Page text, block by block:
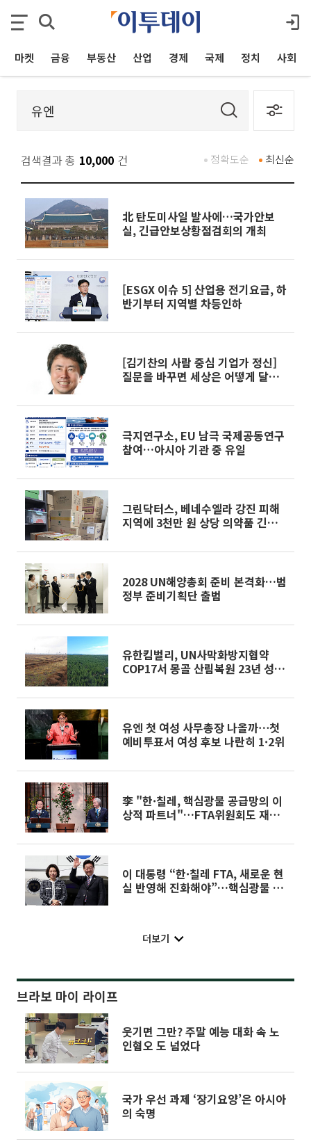
마켓 금융 부동산 산업 경제 국제 정치 사회
검색결과 총 10,000 건 최신순
정확도순
北 탄도미사일 발사에…국가안보
실, 긴급안보상황점검회의 개최
[ESGX 이슈 5] 산업용 전기요금, 하
반기부터 지역별 차등인하
[김기찬의 사람 중심 기업가 정신]
질문을 바꾸면 세상은 어떻게 달라
극지연구소, EU 남극 국제공동연구
참여…아시아 기관 중 유일
그린닥터스, 베네수엘라 강진 피해
지역에 3천만 원 상당 의약품 긴급
2028 UN해양총회 준비 본격화…범
정부 준비기획단 출범
유한킴벌리, UN사막화방지협약
COP17서 몽골 산림복원 23년 성과
유엔 첫 여성 사무총장 나올까⋯첫
예비투표서 여성 후보 나란히 1·2위
李 "한·칠레, 핵심광물 공급망의 이
상적 파트너"…FTA위원회도 재가
이 대통령 “한·칠레 FTA, 새로운 현
실 반영해 진화해야”…핵심광물 협
더보기
브라보 마이 라이프
웃기면 그만? 주말 예능 대화 속 노
인혐오 도 넘었다
국가 우선 과제 ‘장기요양’은 아시아
의 숙명